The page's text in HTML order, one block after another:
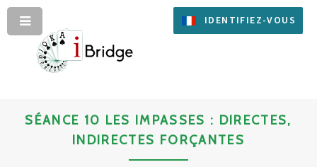
IDENTIFIEZ-VOUS
SÉANCE 10 LES IMPASSES : DIRECTES,
INDIRECTES FORÇANTES